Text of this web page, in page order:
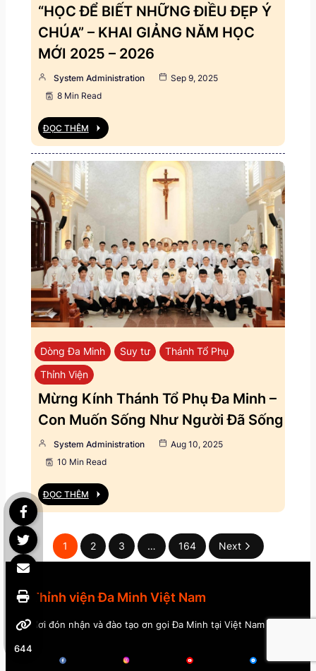
“HỌC ĐỂ BIẾT NHỮNG ĐIỀU ĐẸP Ý
CHÚA” – KHAI GIẢNG NĂM HỌC
MỚI 2025 – 2026
System Administration
Sep 9, 2025
8 Min Read
ĐỌC THÊM
Dòng Đa Minh Suy tư
Thánh Tổ Phụ
Thỉnh Viện
Mừng Kính Thánh Tổ Phụ Đa Minh –
Con Muốn Sống Như Người Đã Sống
System Administration
Aug 10, 2025
10 Min Read
ĐỌC THÊM
1 2 3 … 164 Next
Thỉnh viện Đa Minh Việt Nam
Nơi đón nhận và đào tạo ơn gọi Đa Minh tại Việt Nam
644